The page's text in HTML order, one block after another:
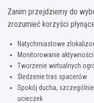
Zanim przejdziemy do
zrozumieć korzyści
Natychmiastowe
Monitorowanie
Tworzenie wirtualnych
Śledzenie tras spacerów
Spokój ducha,
ucieczek